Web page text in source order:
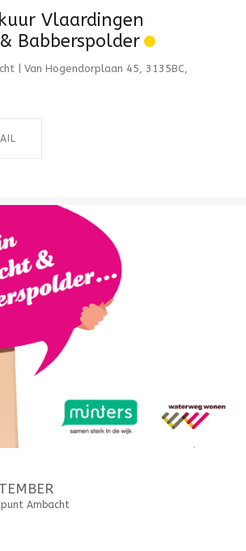
Vlaardingen
Babberspolder
| Van Hogendorplaan 45, 3135BC,
Ambacht